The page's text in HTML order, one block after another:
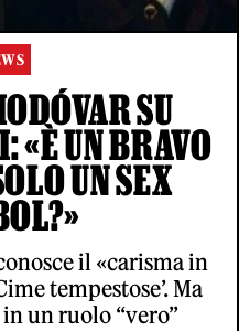
SU
«È UN BRAVO
UN SEX
il «carisma in
tempestose’. Ma
un ruolo “vero”